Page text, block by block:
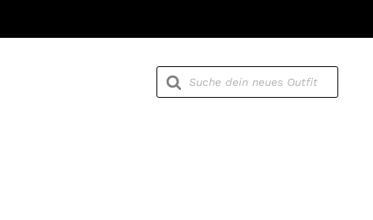
Products
search